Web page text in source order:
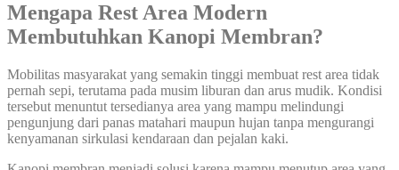
Mengapa Rest Area Modern
Membutuhkan Kanopi Membran?
Mobilitas masyarakat yang semakin tinggi membuat rest area tidak
pernah sepi, terutama pada musim liburan dan arus mudik. Kondisi
tersebut menuntut tersedianya area yang mampu melindungi
pengunjung dari panas matahari maupun hujan tanpa mengurangi
kenyamanan sirkulasi kendaraan dan pejalan kaki.